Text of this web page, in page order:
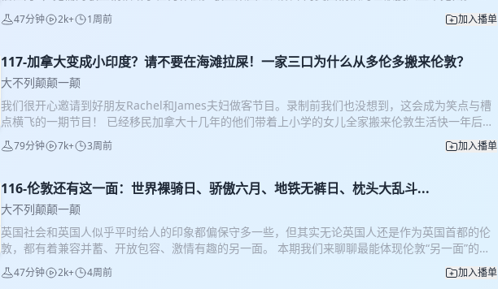
业集团当初为何会收购英国钢铁？英国政府当年又做出过什么样的承诺保证？英钢如何一步步走向
万劫不复的深渊？英国政府强夺英钢背后，真的是国家利益或者商业考量吗？未来敬业集团申请索
01:11 敬业集团为何会收购英国钢铁？ 08:42 英国政府在收购之初给出什么样的承诺？ 11:39 又要
保留高污染高炉，又要绿色转型？ 20:00 矛盾激化，彻底爆发 28:53 英国政府左右脑互搏，强行接
管后疯狂烧钱 36:54 强夺英国钢铁真正原因是什么？ 【本期主播】 Tom｜Jerry｜发颠的肖恩 【制
作人】 小新 【强烈推荐】 主播Tom个人solo节目《艺心雕龙》：艺术逼格拉满，艺术发烧友必听
主播Tom新节目《完美五度》：有娃中年人轻松聊古典音乐 主播Jerry个人solo节目《杰叔看世
界》：杰叔陪你看世界热点政经时事
47分钟 2k+ 1周前 加入播单
117-加拿大变成小印度？请不要在海滩拉屎！一家三口为什么从多伦多搬来伦敦？
大不列颠颠一颠
我们很开心邀请到好朋友Rachel和James夫妇做客节目。录制前我们也没想到，这会成为笑点与槽
点横飞的一期节目！ 已经移民加拿大十几年的他们带着上小学的女儿全家搬来伦敦生活快一年后，
来聊一聊当初为什么离开加拿大，最近几年在多伦多周遭生活环境发生的巨大变化，以及来到英国
后全新的生活体验与挑战。 【时间轴】 04:57 为什么移民去加拿大？ 14:10 疫情之后加拿大变成小
和伦敦生活成本对比 76:37 做个世界公民难吗？ 【本期嘉宾】 Rachel｜James 【本期主播】 Tom
｜Jerry 【制作人】 小新 【强烈推荐】 主播Tom个人solo节目《艺心雕龙》：艺术逼格拉满，艺术
发烧友必听 主播Tom新节目《完美五度》：有娃中年人轻松聊古典音乐 主播Jerry个人solo节目
《杰叔看世界》：杰叔陪你看世界热点政经时事
79分钟 7k+ 3周前 加入播单
116-伦敦还有这一面：世界裸骑日、骄傲六月、地铁无裤日、枕头大乱斗...
大不列颠颠一颠
英国社会和英国人似乎平时给人的印象都偏保守多一些，但其实无论英国人还是作为英国首都的伦
敦，都有着兼容并蓄、开放包容、激情有趣的另一面。 本期我们来聊聊最能体现伦敦“另一面”的活
动，包括火热夏天的Pride Month、世界裸骑日，沉闷冬天的地铁无裤日、枕头大战等等。或许，
这才是伦敦最有魅力的地方！ 【时间轴】 00:40 裸骑日，目的到底是啥？ 22:07 骄傲六月，让我妈
47分钟 2k+ 4周前 加入播单